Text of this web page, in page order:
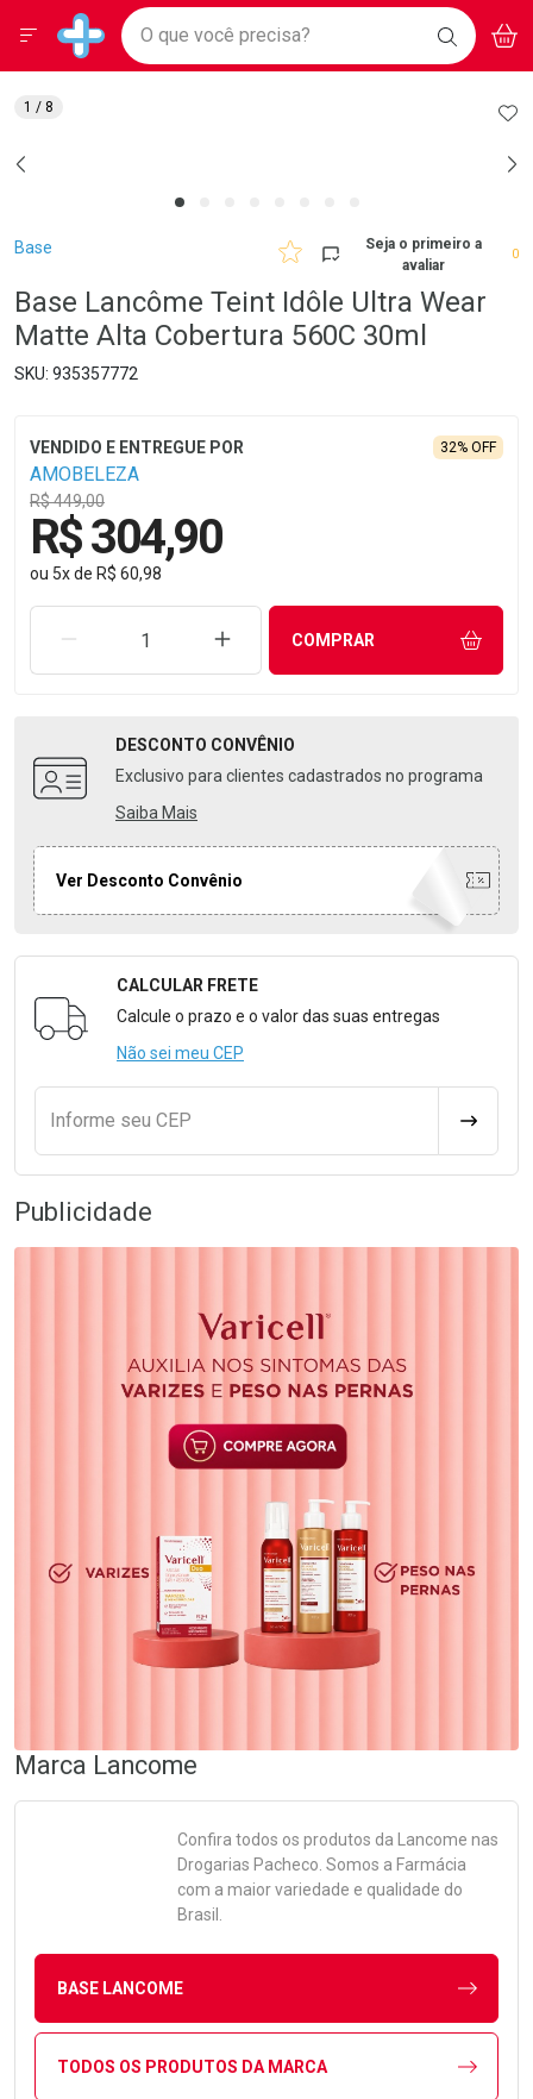
Drogarias Pacheco
Baixe nosso APP e aproveite Ofertas Exclusivas!
BAIXE
O APP
Ir direto para a home
pela página
Ir direto para o conteúdo
Ir direto para a busca
Ir direto para a conta
Faça a sua busca
O que você precisa? BUSCAR
Menu
Breadcrumb
Base
Seja o primeiro a
avaliar
0
Base Lancôme Teint Idôle Ultra Wear
Matte Alta Cobertura 560C 30ml
935357772
AMOBELEZA
R$ 449,00
32% OFF
R$ 304,90
ou 5xde R$ 60,98
REMOVER UMA UNIDADEAUMENTAR UMA UNIDADE
COMPRAR
DESCONTO CONVÊNIO
Exclusivo para clientes cadastrados no programa
Saiba Mais
Ver Desconto Convênio
Formulário para Calcular o Frete
CALCULAR FRETE
Calcule o prazo e o valor das suas entregas
Não sei meu CEP
Informe seu CEP
1 / 8
Publicidade
Marca Lancome
Confira todos os produtos da Lancome nas
Drogarias Pacheco. Somos a Farmácia
com a maior variedade e qualidade do
Brasil.
BASE LANCOME
TODOS OS PRODUTOS DA MARCA